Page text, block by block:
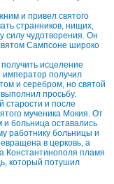
и привел святого
странников, нищих,
силу чудотворения. Он
Сампсоне широко
исцеление
император получил
и серебром, но святой
просьбу.
старости и после
мученика Мокия. От
больница оставались
работнику больницы и
в церковь, а
Константинополя пламя
который потушил